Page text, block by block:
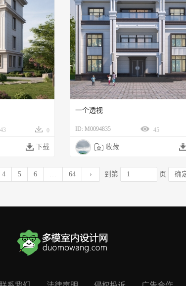
43 0
 下载
一个透视
ID: M0094835 45
 收藏
4 5 6 64 › 到第 页